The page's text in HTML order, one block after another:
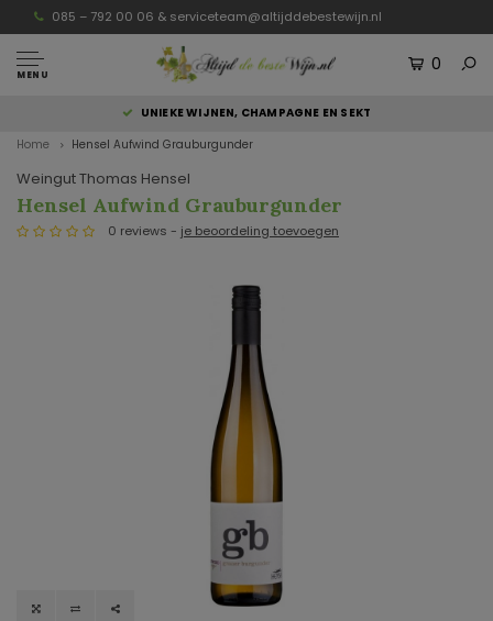
085 – 792 00 06 & serviceteam@altijddebestewijn.nl
MENU
0
UNIEKE WIJNEN, CHAMPAGNE EN SEKT
Home Hensel Aufwind Grauburgunder
Weingut Thomas Hensel
Hensel Aufwind Grauburgunder
0 reviews - je beoordeling toevoegen